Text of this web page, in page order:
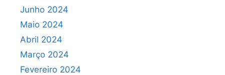
Junho 2024
Maio 2024
Abril 2024
Março 2024
Fevereiro 2024